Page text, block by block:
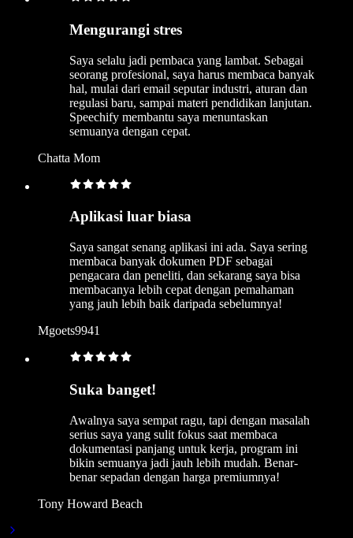
Mengurangi stres
Saya selalu jadi pembaca yang lambat. Sebagai
seorang profesional, saya harus membaca banyak
hal, mulai dari email seputar industri, aturan dan
regulasi baru, sampai materi pendidikan lanjutan.
Speechify membantu saya menuntaskan
semuanya dengan cepat.
Chatta Mom
Aplikasi luar biasa
Saya sangat senang aplikasi ini ada. Saya sering
membaca banyak dokumen PDF sebagai
pengacara dan peneliti, dan sekarang saya bisa
membacanya lebih cepat dengan pemahaman
yang jauh lebih baik daripada sebelumnya!
Mgoets9941
Suka banget!
Awalnya saya sempat ragu, tapi dengan masalah
serius saya yang sulit fokus saat membaca
dokumentasi panjang untuk kerja, program ini
bikin semuanya jadi jauh lebih mudah. Benar-
benar sepadan dengan harga premiumnya!
Tony Howard Beach